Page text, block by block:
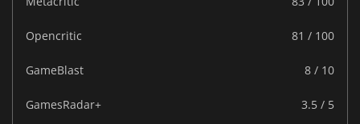
Opencritic 81 / 100
GameBlast 8 / 10
GamesRadar+ 3.5 / 5